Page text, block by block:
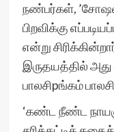
நண்பர்கள்,
பிறவிக்கு
என்று
இருதயத்தில்
பாலசிpங்கம்
‘கண்ட நீண்ட